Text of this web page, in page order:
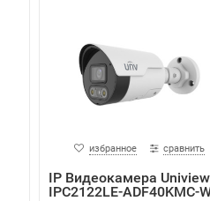
избранное сравнить
IP Видеокамера Uniview
IPC2122LE-ADF40KMC-